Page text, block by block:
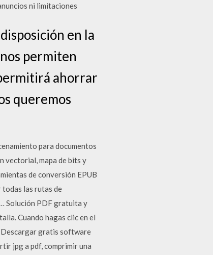
ni limitaciones
en la
permiten
ahorrar
queremos
para documentos
vectorial, mapa de bits y
de conversión EPUB
todas las rutas de
Solución PDF gratuita y
Cuando hagas clic en el
Descargar gratis software
jpg a pdf, comprimir una